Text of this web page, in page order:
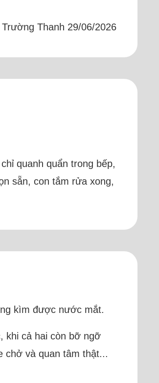
Trường Thanh 29/06/2026
quanh quẩn trong bếp,
sẵn, con tắm rửa xong,
kìm được nước mắt.
khi cả hai còn bỡ ngỡ
chở và quan tâm thật...